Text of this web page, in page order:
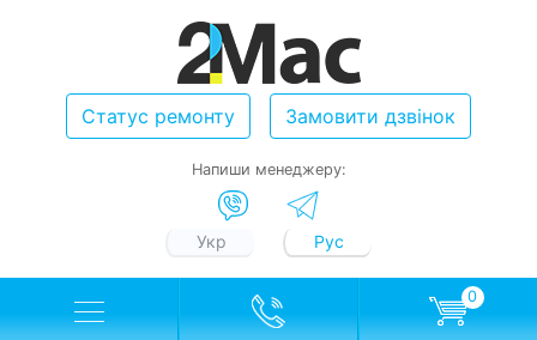
Статус ремонту Замовити дзвінок
Напиши менеджеру:
Укр Рус
0